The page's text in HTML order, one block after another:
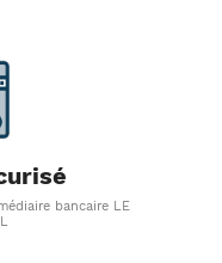
bancaire LE